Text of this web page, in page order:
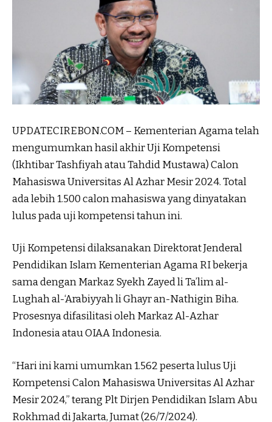
UPDATECIREBON.COM – Kementerian Agama telah
mengumumkan hasil akhir Uji Kompetensi
(Ikhtibar Tashfiyah atau Tahdid Mustawa) Calon
Mahasiswa Universitas Al Azhar Mesir 2024. Total
ada lebih 1.500 calon mahasiswa yang dinyatakan
lulus pada uji kompetensi tahun ini.
Uji Kompetensi dilaksanakan Direktorat Jenderal
Pendidikan Islam Kementerian Agama RI bekerja
sama dengan Markaz Syekh Zayed li Ta’lim al-
Lughah al-‘Arabiyyah li Ghayr an-Nathigin Biha.
Prosesnya difasilitasi oleh Markaz Al-Azhar
Indonesia atau OIAA Indonesia.
“Hari ini kami umumkan 1.562 peserta lulus Uji
Kompetensi Calon Mahasiswa Universitas Al Azhar
Mesir 2024,” terang Plt Dirjen Pendidikan Islam Abu
Rokhmad di Jakarta, Jumat (26/7/2024).